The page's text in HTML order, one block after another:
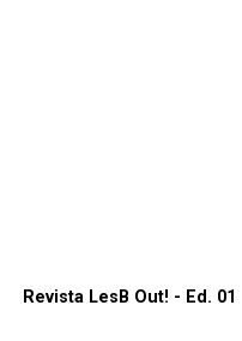
Revista LesB Out! - Ed. 01